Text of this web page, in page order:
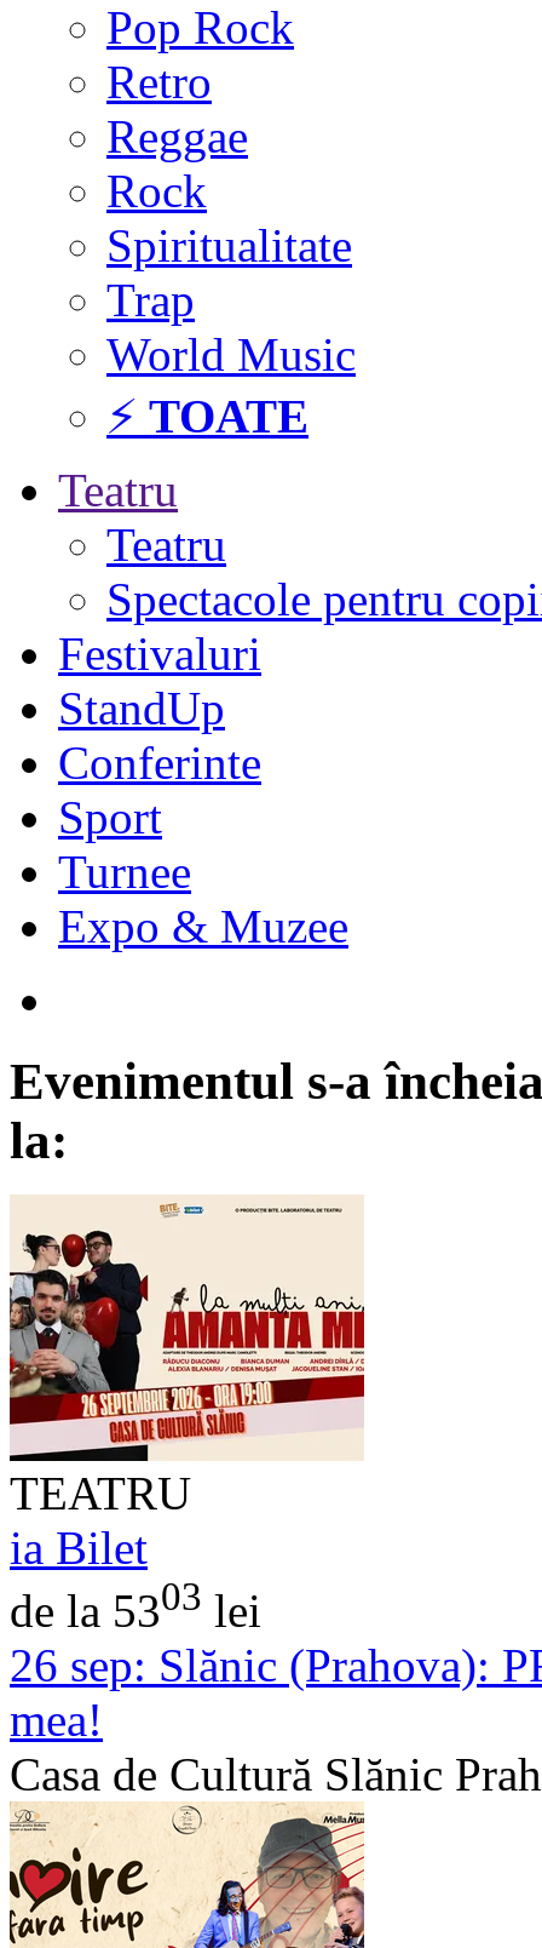
Pop Rock
Retro
Reggae
Rock
Spiritualitate
Trap
World Music
⚡ TOATE
Teatru
Teatru
Spectacole pentru
Festivaluri
StandUp
Conferinte
Sport
Turnee
Expo & Muzee
Evenimentul s-a
la:
TEATRU
ia Bilet
de la 5303 lei
26 sep: Slănic (Prahova):
mea!
Casa de Cultură Slănic